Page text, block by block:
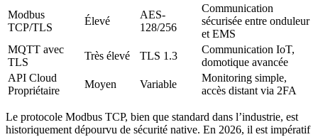
Modbus
TCP/TLS
Élevé
AES-
128/256
Communication
sécurisée entre onduleur
et EMS
MQTT avec
TLS
Très élevé TLS 1.3
Communication IoT,
domotique avancée
API Cloud
Propriétaire
Moyen Variable
Monitoring simple,
accès distant via 2FA
Le protocole Modbus TCP, bien que standard dans l’industrie, est
historiquement dépourvu de sécurité native. En 2026, il est impératif